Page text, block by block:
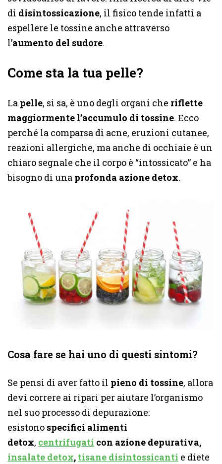
di disintossicazione, il fisico tende infatti a
espellere le tossine anche attraverso
l’aumento del sudore.
Come sta la tua pelle?
La pelle, si sa, è uno degli organi che riflette
maggiormente l’accumulo di tossine. Ecco
perché la comparsa di acne, eruzioni cutanee,
reazioni allergiche, ma anche di occhiaie è un
chiaro segnale che il corpo è “intossicato” e ha
bisogno di una profonda azione detox.
Cosa fare se hai uno di questi sintomi?
Se pensi di aver fatto il pieno di tossine, allora
devi correre ai ripari per aiutare l’organismo
nel suo processo di depurazione:
esistono specifici alimenti
detox, centrifugati con azione depurativa,
insalate detox, tisane disintossicanti e diete